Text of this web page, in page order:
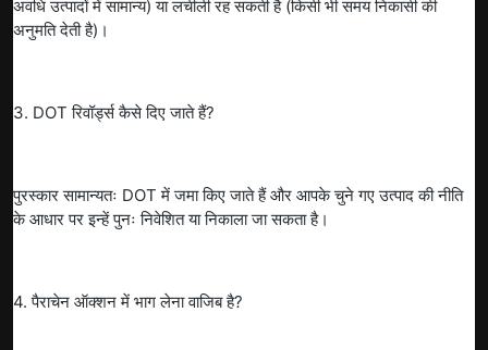
अवधि उत्पादों में सामान्य) या लचीली रह सकती है (किसी भी समय निकासी की
अनुमति देती है)।
3. DOT रिवॉर्ड्स कैसे दिए जाते हैं?
पुरस्कार सामान्यतः DOT में जमा किए जाते हैं और आपके चुने गए उत्पाद की नीति
के आधार पर इन्हें पुनः निवेशित या निकाला जा सकता है।
4. पैराचेन ऑक्शन में भाग लेना वाजिब है?